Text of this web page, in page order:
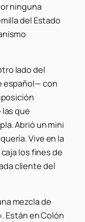
ninguna
del Estado
lado del
español— con
que
Abrió un mini
Vive en la
los fines de
cliente del
mezcla de
Están en Colón